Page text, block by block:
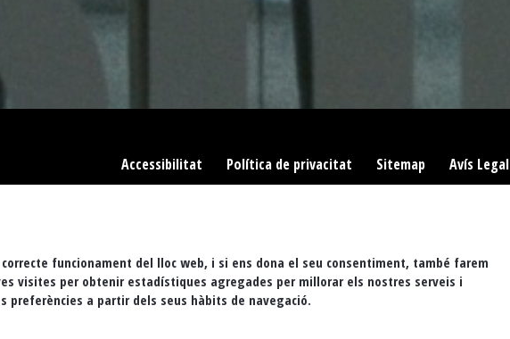
h
Accessibilitat Política de privacitat Sitemap Avís Legal
funcionament del lloc web, i si ens dona el seu consentiment, també farem
visites per obtenir estadístiques agregades per millorar els nostres serveis i
preferències a partir dels seus hàbits de navegació.